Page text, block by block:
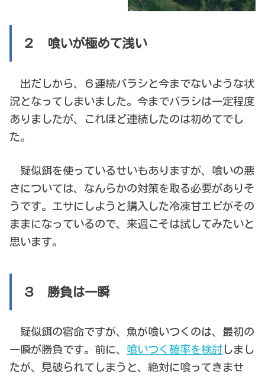
２ 喰いが極めて浅い
出だしから、６連続バラシと今までないような状
況となってしまいました。今までバラシは一定程度
ありましたが、これほど連続したのは初めてでし
た。
疑似餌を使っているせいもありますが、喰いの悪
さについては、なんらかの対策を取る必要がありそ
うです。エサにしようと購入した冷凍甘エビがその
ままになっているので、来週こそは試してみたいと
思います。
３ 勝負は一瞬
疑似餌の宿命ですが、魚が喰いつくのは、最初の
一瞬が勝負です。前に、 喰いつく確率を検討 しまし
たが、見破られてしまうと、絶対に喰ってきませ